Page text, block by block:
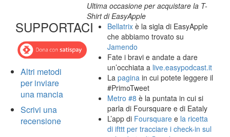
SUPPORTACI
Altri metodi
per inviare
una mancia
Scrivi una
recensione
Ultima occasione per acquistare la T-
Shirt di EasyApple
Bellatrix è la sigla di EasyApple
che abbiamo trovato su
Jamendo
Fate i bravi e andate a dare
un’occhiata a live.easypodcast.it
Lapagina in cui potete leggere il
#PrimoTweet
Metro #8 è la puntata in cui si
parla di Foursquare e di Eataly
L’app di Foursquare e la ricetta
di ifttt per tracciare i check-in sul